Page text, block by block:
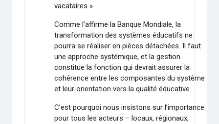
vacataires ».
Comme l’affirme la Banque Mondiale, la
transformation des systèmes éducatifs ne
pourra se réaliser en pièces détachées. Il faut
une approche systémique, et la gestion
constitue la fonction qui devrait assurer la
cohérence entre les composantes du système
et leur orientation vers la qualité éducative.
C’est pourquoi nous insistons sur l’importance
pour tous les acteurs – locaux, régionaux,